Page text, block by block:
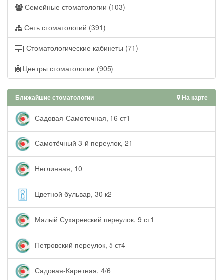
Семейные стоматологии (103)
Сеть стоматологий (391)
Стоматологические кабинеты (71)
Центры стоматологии (905)
Ближайшие стоматологии На карте
Садовая-Самотечная, 16 ст1
Самотёчный 3-й переулок, 21
Неглинная, 10
Цветной бульвар, 30 к2
Малый Сухаревский переулок, 9 ст1
Петровский переулок, 5 ст4
Садовая-Каретная, 4/6